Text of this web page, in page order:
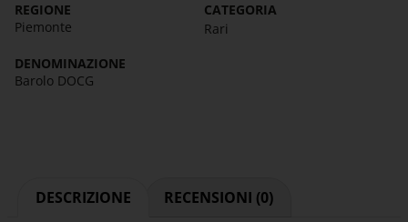
REGIONE
Piemonte
CATEGORIA
Rari
DENOMINAZIONE
Barolo DOCG
DESCRIZIONE RECENSIONI (0)